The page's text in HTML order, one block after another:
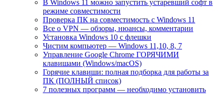
В Windows 11 можно запустить устаревший софт в
режиме совместимости
Проверка ПК на совместимость с Windows 11
Все о VPN — обзоры, нюансы, комментарии
Установка Windows 10 с флешки
Чистим компьютер — Windows 11,10, 8, 7
Управление Google Chrome ГОРЯЧИМИ
клавишами (Windows/macOS)
Горячие клавиши: полная подборка для работы за
ПК (ПОЛНЫЙ список)
7 полезных программ — необходимо установить